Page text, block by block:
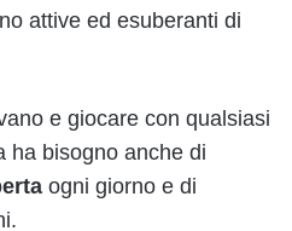
attive ed esuberanti di
e giocare con qualsiasi
ha bisogno anche di
ogni giorno e di